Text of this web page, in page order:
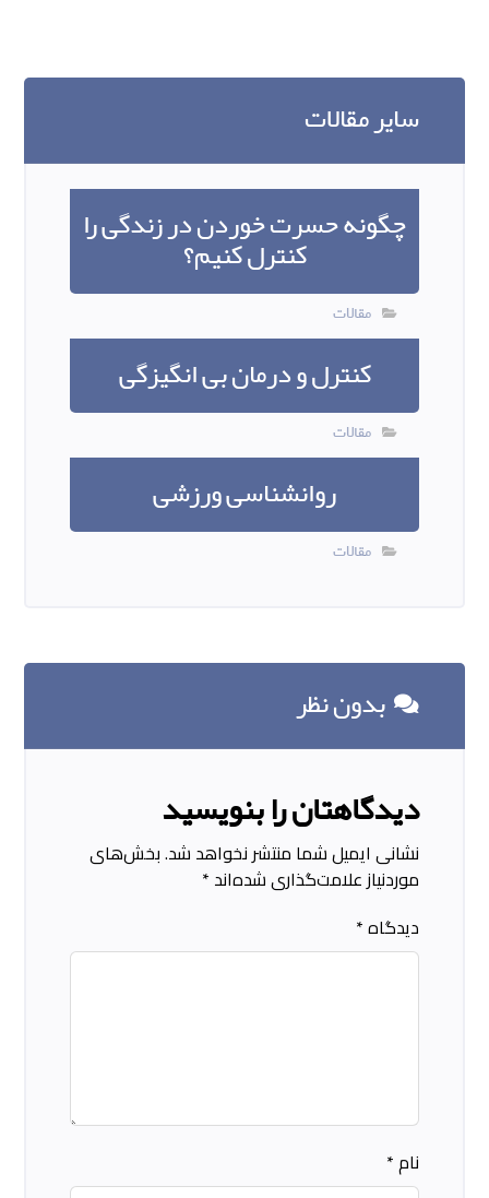
سایر مقالات
چگونه حسرت خوردن در زندگی را
کنترل کنیم؟
مقالات
کنترل و درمان بی انگیزگی
مقالات
روانشناسی ورزشی
مقالات
بدون نظر
دیدگاهتان را بنویسید
نشانی ایمیل شما منتشر نخواهد شد.بخش‌های
موردنیاز علامت‌گذاری شده‌اند *
دیدگاه*
نام*